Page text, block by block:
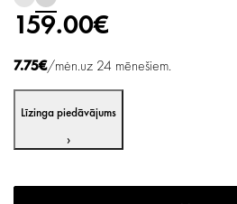
159.00€
7.75€/mėn.uz 24 mēnešiem.
Līzinga piedāvājums
›